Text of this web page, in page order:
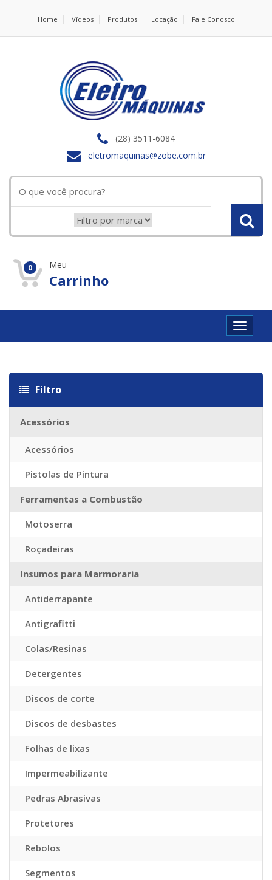
Home Vídeos Produtos Locação Fale Conosco
(28) 3511-6084
eletromaquinas@zobe.com.br
0 Meu
Carrinho
Toggle
Filtro
Acessórios
Acessórios
Pistolas de Pintura
Ferramentas a Combustão
Motoserra
Roçadeiras
Insumos para Marmoraria
Antiderrapante
Antigrafitti
Colas/Resinas
Detergentes
Discos de corte
Discos de desbastes
Folhas de lixas
Impermeabilizante
Pedras Abrasivas
Protetores
Rebolos
Segmentos